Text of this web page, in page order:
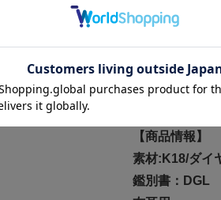
修理・アフタ
お支払い方法
【商品情報】
素材:K18/ダイ
鑑別書：DGL